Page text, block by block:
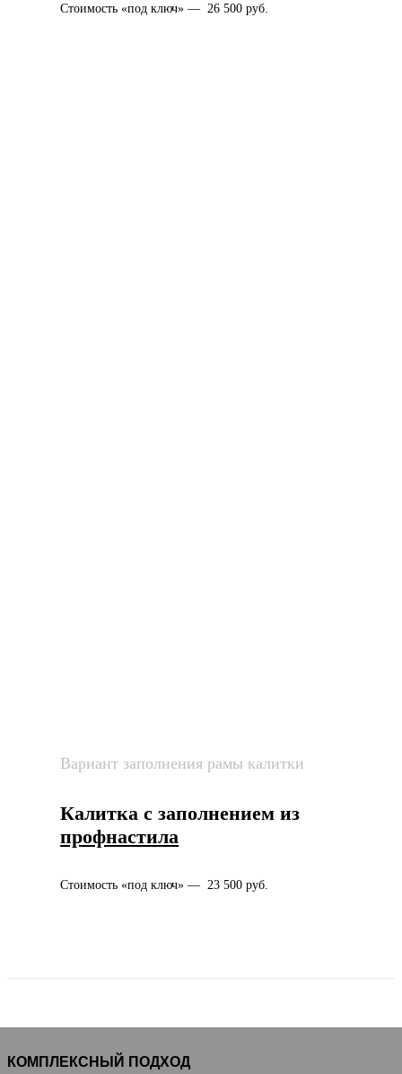
Стоимость «под ключ» — 26 500 руб.
Вариант заполнения рамы калитки
Калитка с заполнением из
профнастила
Стоимость «под ключ» — 23 500 руб.
КОМПЛЕКСНЫЙ ПОДХОД